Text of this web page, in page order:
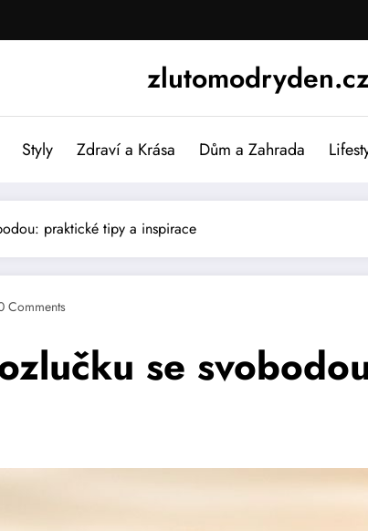
Styly Zdraví a Krása Dům a Zahrada
praktické tipy a inspirace
Comments
se